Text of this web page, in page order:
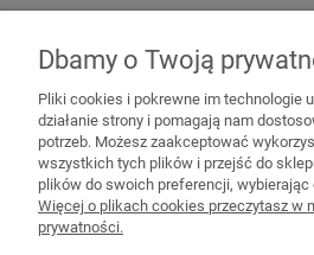
Elastron, wyróżniająca się
parametrami technicznymi i
Gramatura 460 g/m2 (+/- 5%),
(90 000 cykli Martindale’a), a
kolorów na światło 5 i pilling 4, to
Seattle bardzo dobrze układa się
biurowych, a także fotelach czy
polecana jest właścicielom
Dbamy o Twoją
Pliki cookies i pokrewne im technologie
działanie strony i pomagają nam
potrzeb. Możesz zaakceptować
wszystkich tych plików i przejść do
plików do swoich preferencji, wybierając
Więcej o plikach cookies przeczytasz w
prywatności.